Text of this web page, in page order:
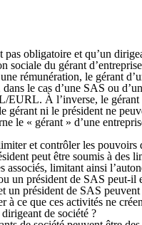
pas obligatoire et qu’un
sociale du gérant
rémunération, le gérant
le cas d’une SAS ou
EURL. À l’inverse, le gérant
gérant ni le président ne
le « gérant » d’une
et contrôler les pouvoirs
peut être soumis à des
associés, limitant ainsi
un président de SAS peut-il
un président de SAS peuvent
à ce que ces activités ne
de société ?